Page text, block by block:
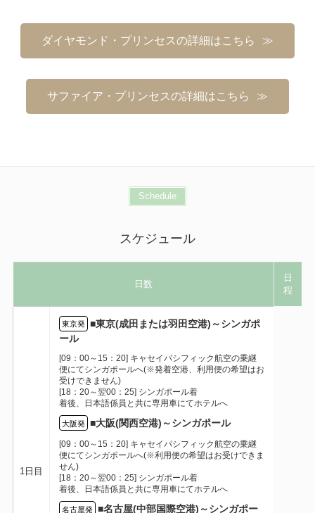
ダイヤモンド・プリンセスの詳細はこちら
サファイア・プリンセスの詳細はこちら
Schedule
スケジュール
日数
日
程
1日目
東京発 ■東京(成田または羽田空港)～シンガポ
ール
[09：00～15：20] キャセイパシフィック航空の乗継
便にてシンガポールへ(※発着空港、利用便の希望はお
受けできません)
[18：20～翌00：25] シンガポール着
着後、日本語係員と共に専用車にてホテルへ
大阪発 ■大阪(関西空港)～シンガポール
[09：00～15：20] キャセイパシフィック航空の乗継
便にてシンガポールへ(※利用便の希望はお受けできま
せん)
[18：20～翌00：25] シンガポール着
着後、日本語係員と共に専用車にてホテルへ
名古屋発 ■名古屋(中部国際空港)～シンガポー